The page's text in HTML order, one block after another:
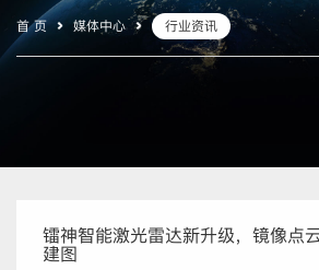
首 页 媒体中心 行业资讯
镭神智能激光雷达新升级，镜像点
建图